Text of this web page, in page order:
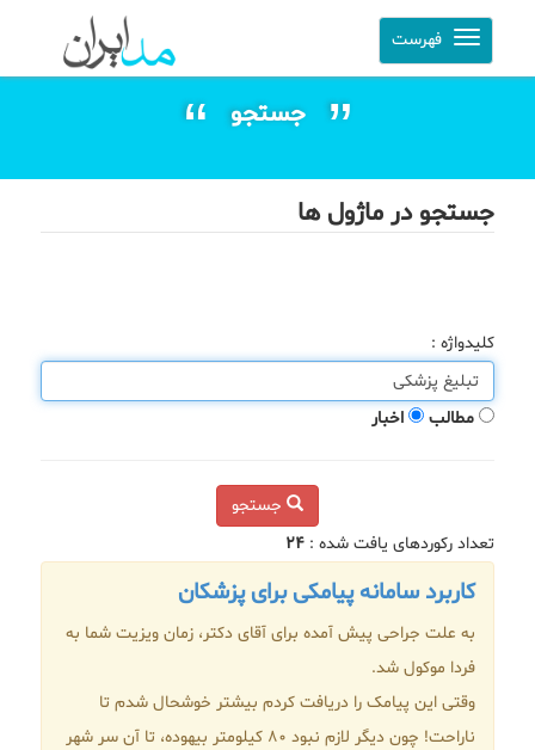
فهرست
جستجو
جستجو در ماژول ها
کلیدواژه :
مطالب اخبار
تعداد رکوردهای یافت شده :
۲۴
کاربرد سامانه پیامکی برای پزشکان
به علت جراحی پیش آمده برای آقای دکتر، زمان ویزیت شما به
فردا موکول شد.
وقتی این پیامک را دریافت کردم بیشتر خوشحال شدم تا
ناراحت! چون دیگر لازم نبود 80 کیلومتر بیهوده، تا آن سر شهر